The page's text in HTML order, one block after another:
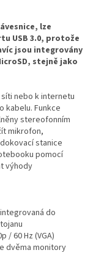
lze
USB 3.0, protože
jsou integrovány
stejně jako
nebo k internetu
kabelu. Funkce
stereofonním
mikrofon,
stanice
pomocí
výhody
do
/ 60 Hz (VGA)
dvěma monitory